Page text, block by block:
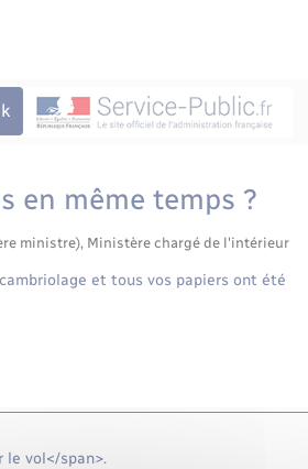
en même temps ?
ministre), Ministère chargé de l'intérieur
et tous vos papiers ont été
le vol</span>.